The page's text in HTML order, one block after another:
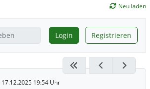
Neu laden
Login Registrieren
17.12.2025 19:54 Uhr